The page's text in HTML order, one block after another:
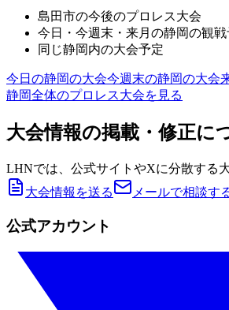
島田市の今後のプロレス大会
今日・今週末・来月の静岡の観戦
同じ静岡内の大会予定
今日の静岡の大会今週末の静岡の大会
静岡全体のプロレス大会を見る
大会情報の掲載・修正に
LHNでは、公式サイトやXに分散する
大会情報を送る
メールで相談す
公式アカウント